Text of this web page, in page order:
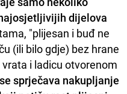
dijelova
"plijesan i buđ ne
(ili bilo gdje) bez hrane
i ladicu otvorenom
sprječava nakupljanje